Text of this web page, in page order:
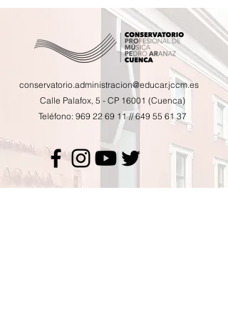
conservatorio.administracion@educar.jccm.es
Calle Palafox, 5 - CP 16001 (Cuenca)
Teléfono: 969 22 69 11//649 55 61 37